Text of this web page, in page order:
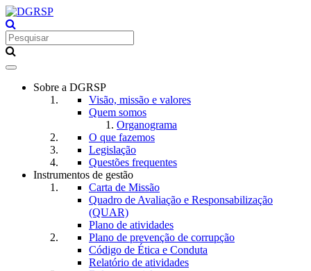
Toggle
navigationSobre a DGRSP
Visão, missão e valores
Quem somos
Organograma
O que fazemos
Legislação
Questões frequentes
Instrumentos de gestão
Carta de Missão
Quadro de Avaliação e Responsabilização
(QUAR)
Plano de atividades
Plano de prevenção de corrupção
Código de Ética e Conduta
Relatório de atividades